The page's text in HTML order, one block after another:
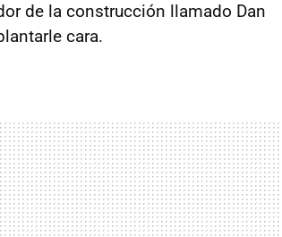
de la construcción llamado Dan
cara.